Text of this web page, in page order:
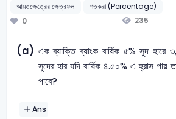
আয়তক্ষেত্রের ক্ষেত্রফল
শতকরা (Percentage)
0
235
(a) এক ব্যাক্তি ব্যাংক বার্ষিক ৫% সুদ হারে
সুদের হার যদি বার্ষিক ৪.৫০% এ হ্রাস
পাবে?
Ans